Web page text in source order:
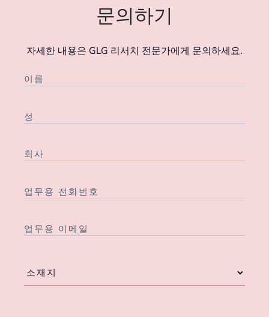
문의하기
자세한 내용은 GLG 리서치 전문가에게 문의하세요.